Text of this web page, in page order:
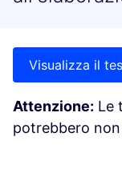
Visualizza il
Attenzione: Le
potrebbero non